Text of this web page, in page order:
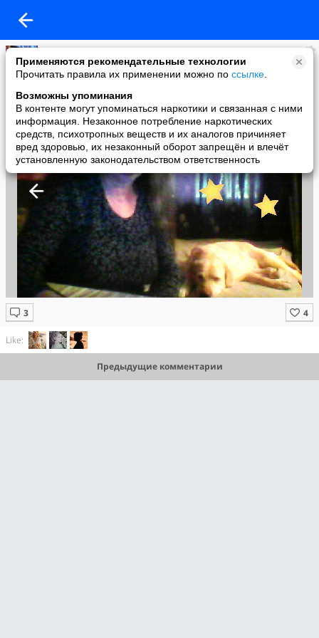
Применяются рекомендательные технологии
Прочитать правила их применении можно по ссылке
Возможны упоминания
В контенте могут упоминаться наркотики и связанная с ними
информация. Незаконное потребление наркотических
средств, психотропных веществ и их аналогов причиняет
вред здоровью, их незаконный оборот запрещён и влечёт
установленную законодательством ответственность
Darya Pentagonovna
added a photo
16 Dec в 15:54
Like:
Предыдущие комментарии